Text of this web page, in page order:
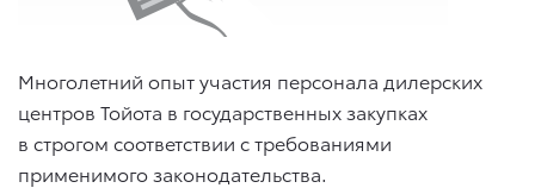
Многолетний опыт участия персонала дилерских
центров Тойота в государственных закупках
в строгом соответствии с требованиями
применимого законодательства.